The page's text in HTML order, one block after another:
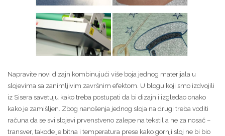
Napravite novi dizajn kombinujući više boja jednog materijala u
slojevima sa zanimljivim završnim efektom. U blogu koji smo izdvojili
iz Sisera savetuju kako treba postupati da bi dizajn i izgledao onako
kako je zamišljen. Zbog nanošenja jednog sloja na drugi treba voditi
računa da se svi slojevi prvenstveno zalepe na tekstil a ne za nosač –
transver, takođe je bitna i temperatura prese kako gornji sloj ne bi bio